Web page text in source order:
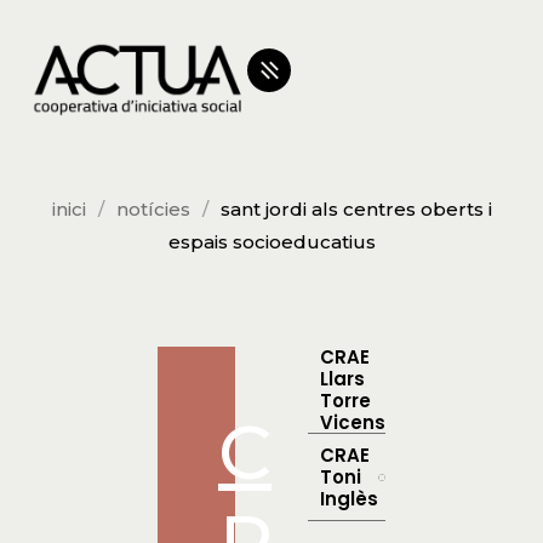
inici notícies
sant jordi als centres oberts i
espais socioeducatius
C
CRAE
Llars
Torre
Vicens
CRAE
Toni
Inglès